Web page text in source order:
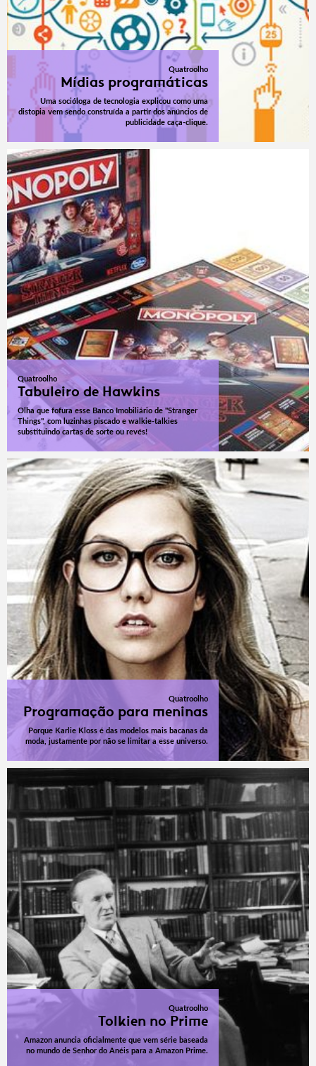
Quatroolho
Mídias programáticas
Uma socióloga de tecnologia explicou como uma
distopia vem sendo construída a partir dos anúncios de
publicidade caça-clique.
Quatroolho
Tabuleiro de Hawkins
Olha que fofura esse Banco Imobiliário de "Stranger
Things", com luzinhas piscado e walkie-talkies
substituindo cartas de sorte ou revés!
Quatroolho
Programação para meninas
Porque Karlie Kloss é das modelos mais bacanas da
moda, justamente por não se limitar a esse universo.
Quatroolho
Tolkien no Prime
Amazon anuncia oficialmente que vem série baseada
no mundo de Senhor do Anéis para a Amazon Prime.